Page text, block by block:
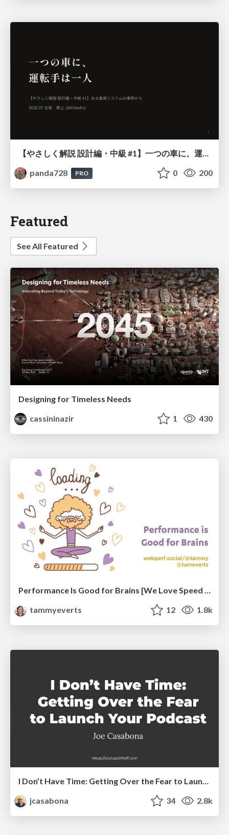
【やさしく解説 設計編・中級 #1】一つの車に、運転手は一人 ～ある倉庫システムの事例から～
panda728
PRO 0 200
Featured
See All Featured
Designing for Timeless Needs
cassininazir
1 430
Performance Is Good for Brains [We Love Speed 2024]
tammyeverts
12 1.8k
I Don’t Have Time: Getting Over the Fear to Launch Your Podcast
jcasabona
34 2.8k